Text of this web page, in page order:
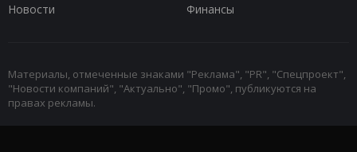
Новости
Финансы
Материалы, отмеченные знаками "Реклама", "PR", "Спецпроект",
"Новости компаний", "Актуально", "Промо", публикуются на
правах рекламы.